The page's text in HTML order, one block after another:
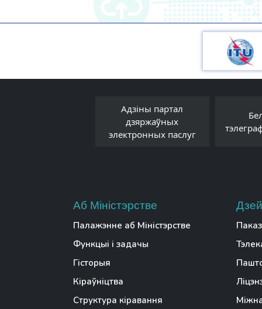
Адзіны партал
дзяржаўных
электронных паслуг
Аб Міністэрстве
Палажэнне аб Міністэрстве
Функцыі і задачы
Гісторыя
Кіраўніцтва
Структура кіравання